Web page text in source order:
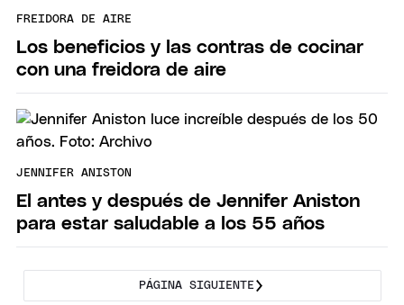
FREIDORA DE AIRE
Los beneficios y las contras de cocinar
con una freidora de aire
JENNIFER ANISTON
El antes y después de Jennifer Aniston
para estar saludable a los 55 años
PÁGINA SIGUIENTE